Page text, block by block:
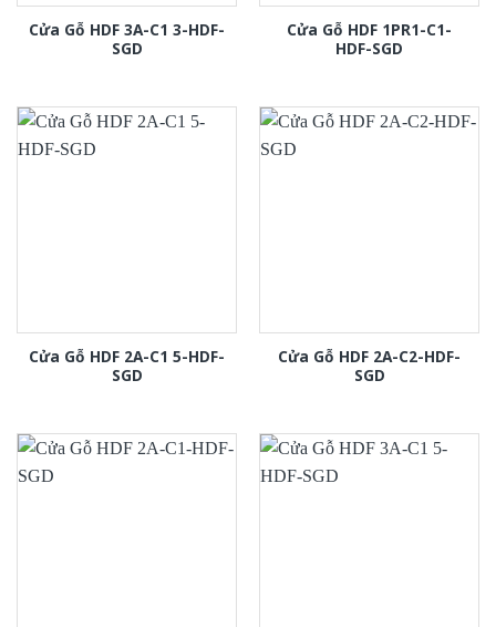
Cửa Gỗ HDF 3A-C1 3-HDF-
SGD
Cửa Gỗ HDF 1PR1-C1-
HDF-SGD
Cửa Gỗ HDF 2A-C1 5-HDF-
SGD
Cửa Gỗ HDF 2A-C2-HDF-
SGD